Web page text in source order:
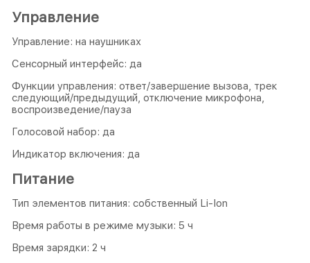
Управление
Управление: на наушниках
Сенсорный интерфейс: да
Функции управления: ответ/завершение вызова, трек
следующий/предыдущий, отключение микрофона,
воспроизведение/пауза
Голосовой набор: да
Индикатор включения: да
Питание
Тип элементов питания: собственный Li-Ion
Время работы в режиме музыки: 5 ч
Время зарядки: 2 ч